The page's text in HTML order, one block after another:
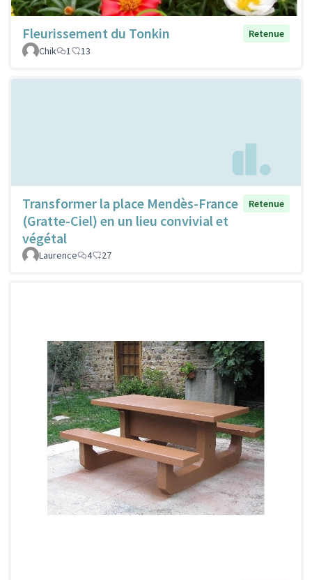
Fleurissement du Tonkin
Retenue
Chik
1 13
Transformer la place Mendès-France
(Gratte-Ciel) en un lieu convivial et
végétal
Retenue
Laurence 4 27